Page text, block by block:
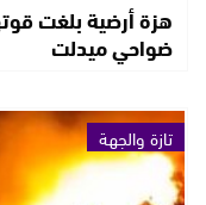
ضواحي ميدلت
تازة والجهة